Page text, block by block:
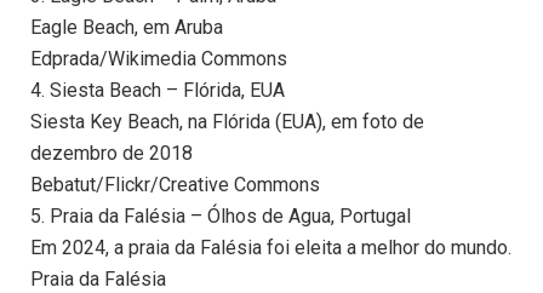
Eagle Beach, em Aruba
Edprada/Wikimedia Commons
4. Siesta Beach – Flórida, EUA
Siesta Key Beach, na Flórida (EUA), em foto de
dezembro de 2018
Bebatut/Flickr/Creative Commons
5. Praia da Falésia – Ólhos de Agua, Portugal
Em 2024, a praia da Falésia foi eleita a melhor do mundo.
Praia da Falésia